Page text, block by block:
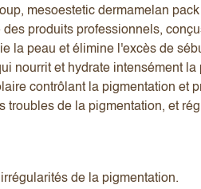
mesoestetic dermamelan
produits professionnels,
la peau et élimine l'excès de
nourrit et hydrate intensément
contrôlant la pigmentation et
troubles de la pigmentation, et
de la pigmentation.